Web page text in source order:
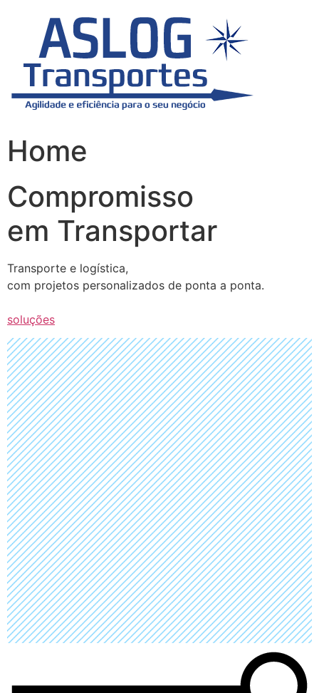
Home
Compromisso
em Transportar
Transporte e logística,
com projetos personalizados de ponta a ponta.
soluções